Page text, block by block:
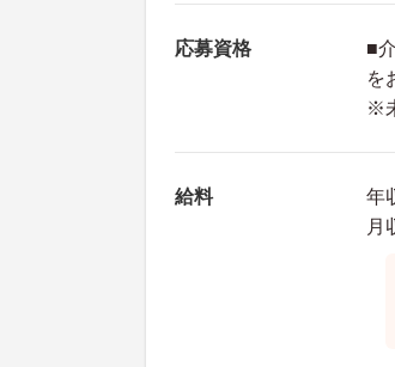
応募資格
■
を
※
給料
年
月